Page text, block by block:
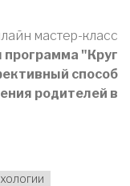
мастер-класс
программа "Круг
способ
родителей в